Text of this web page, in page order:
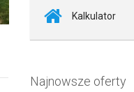
Kalkulator
Najnowsze oferty